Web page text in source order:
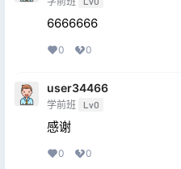
6666666
0 0
user34466
学前班 Lv0
感谢
0 0